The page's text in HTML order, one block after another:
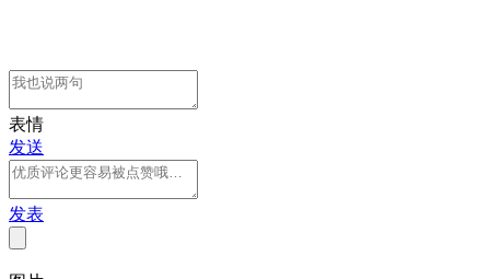
表情
发送
发表